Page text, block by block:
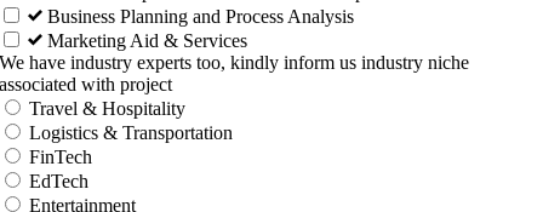
Business Planning and Process Analysis
Marketing Aid & Services
We have industry experts too, kindly inform us industry niche
associated with project
Travel & Hospitality
Logistics & Transportation
FinTech
EdTech
Entertainment